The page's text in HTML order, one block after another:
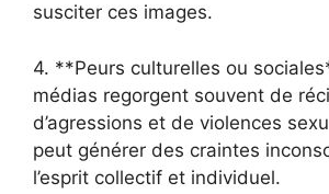
susciter ces images.
4. **Peurs culturelles ou
médias regorgent souvent de
d’agressions et de violences
peut générer des craintes
l’esprit collectif et individuel.